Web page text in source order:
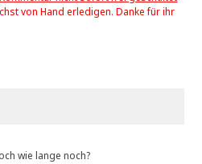
von Hand erledigen. Danke für ihr
wie lange noch?